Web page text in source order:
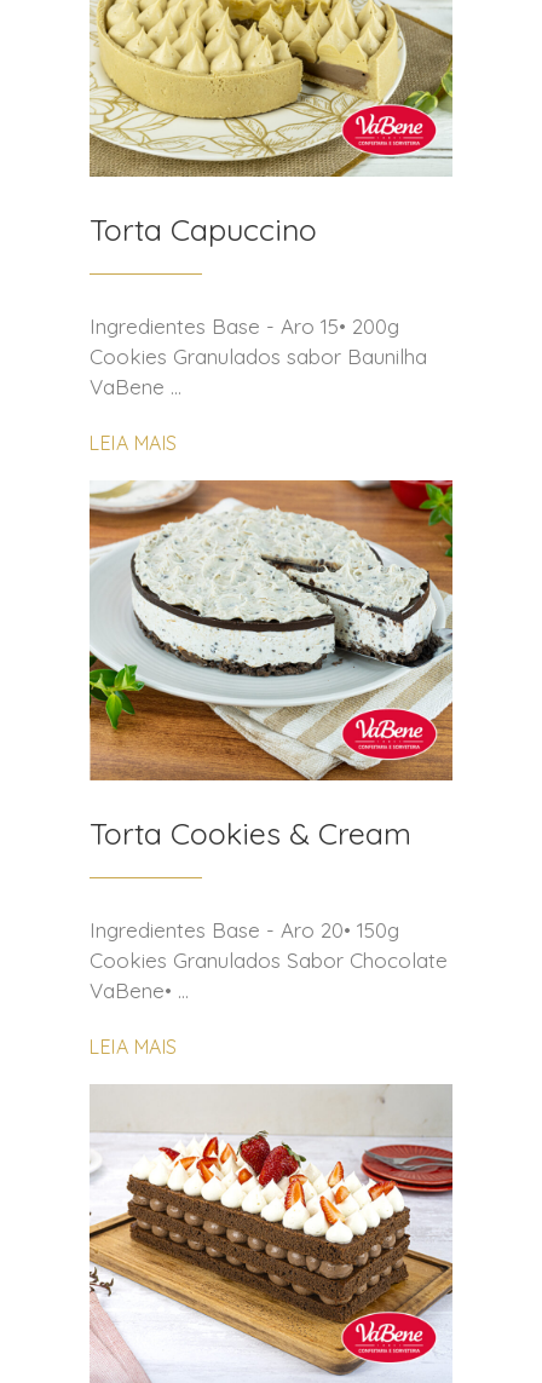
Torta Capuccino
Ingredientes Base - Aro 15• 200g
Cookies Granulados sabor Baunilha
VaBene
LEIA MAIS
Torta Cookies & Cream
Ingredientes Base - Aro 20• 150g
Cookies Granulados Sabor Chocolate
VaBene•
LEIA MAIS